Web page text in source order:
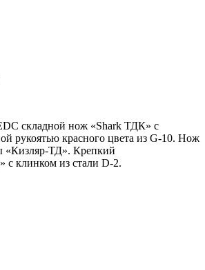
складной нож «Shark ТДК» с
рукоятью красного цвета из G-10. Нож
«Кизляр-ТД». Крепкий
клинком из стали D-2.